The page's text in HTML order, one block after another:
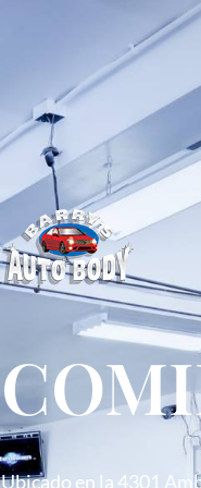
Ubicado en la 4301